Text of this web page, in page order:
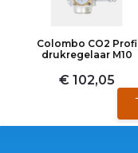
Colombo CO2 Profi
drukregelaar M10
€ 102,05